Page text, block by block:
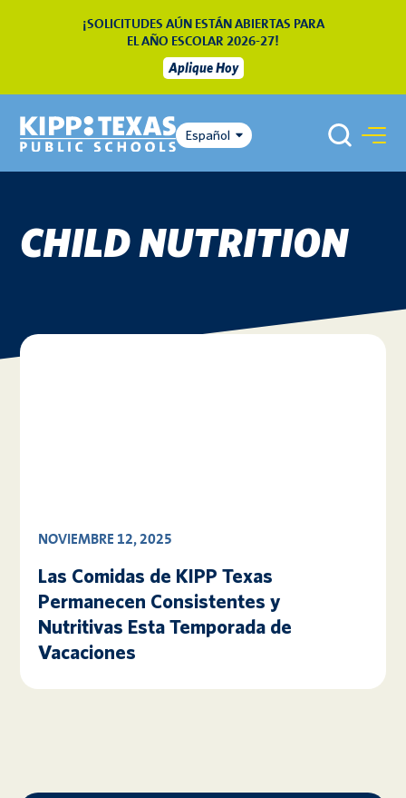
¡SOLICITUDES AÚN ESTÁN ABIERTAS PARA
EL AÑO ESCOLAR 2026-27!
Aplique Hoy
Español
CHILD NUTRITION
NOVIEMBRE 12, 2025
Las Comidas de KIPP Texas
Permanecen Consistentes y
Nutritivas Esta Temporada de
Vacaciones